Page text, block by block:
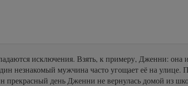
исключения. Взять, к примеру, Дженни: она
незнакомый мужчина часто угощает её на улице.
прекрасный день Дженни не вернулась домой из